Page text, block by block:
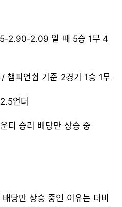
2.90-2.09 일 때 5승 1무 4
챔피언쉽 기준 2경기 1승 1무
언더
티 승리 배당만 상승 중
당만 상승 중인 이유는 더비